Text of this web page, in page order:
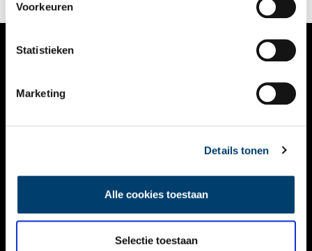
Voorkeuren
Statistieken
Marketing
Details tonen
Alle cookies toestaan
Selectie toestaan
NIEUWS
KALENDER
ACTIVITEITEN